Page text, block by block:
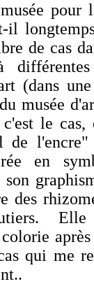
pour
il
de cas
(dans
musée
le
l'encre"
en
des
qui me